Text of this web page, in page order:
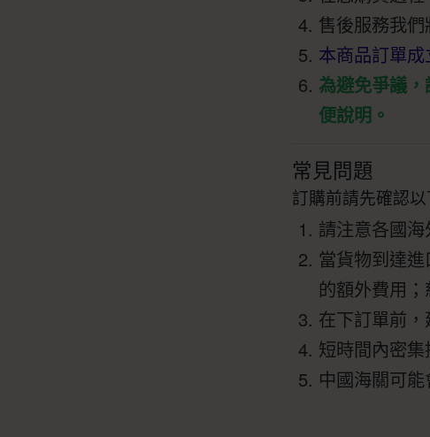
售後服務我
本商品訂單
為避免爭議
便說明。
常見問題
訂購前請先確認
請注意各國
當貨物到達
的額外費用
在下訂單前
短時間內密
中國海關可